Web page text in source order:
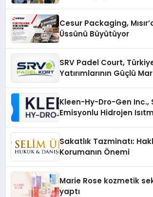
Cesur Packaging,
Üssünü Büyütüyor
SRV Padel Court,
Yatırımlarının Güçlü
Kleen-Hy-Dro-Gen Inc.,
Emisyonlu Hidrojen
Sakatlık Tazminatı:
Korumanın Önemi
Marie Rose kozmetik
yaptı